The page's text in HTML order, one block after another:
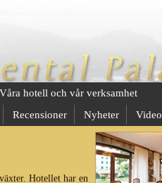
Våra hotell och vår verksamhet
Recensioner Nyheter Video
Hotellet har en